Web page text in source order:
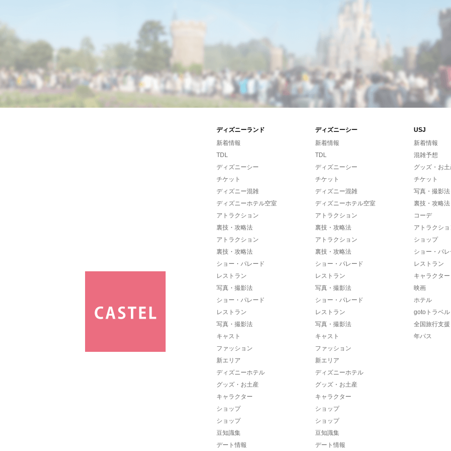
ディズニーランド ディズニーシー
USJ
新着情報
TDL
ディズニーシー
チケット
ディズニー混雑
ディズニーホテル空室
アトラクション
裏技・攻略法
アトラクション
裏技・攻略法
ショー・パレード
レストラン
写真・撮影法
ショー・パレード
レストラン
写真・撮影法
キャスト
ファッション
新エリア
ディズニーホテル
グッズ・お土産
キャラクター
ショップ
ショップ
豆知識集
デート情報
新着情報
TDL
ディズニーシー
チケット
ディズニー混雑
ディズニーホテル空室
アトラクション
裏技・攻略法
アトラクション
裏技・攻略法
ショー・パレード
レストラン
写真・撮影法
ショー・パレード
レストラン
写真・撮影法
キャスト
ファッション
新エリア
ディズニーホテル
グッズ・お土産
キャラクター
ショップ
ショップ
豆知識集
デート情報
新着情報
混雑予想
グッズ・お
チケット
写真・撮影法
裏技・攻略法
コーデ
アトラクシ
ショップ
ショー・パ
レストラン
キャラクター
映画
ホテル
gotoトラベル
全国旅行支援
年パス